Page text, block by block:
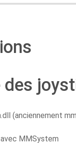
(anciennement
MMSystem